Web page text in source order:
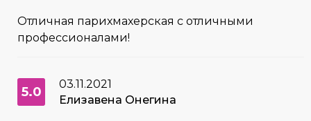
Отличная парихмахерская с отличными
профессионалами!
5.0
03.11.2021
Елизавена Онегина